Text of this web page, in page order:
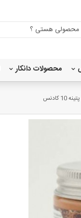
محصولات دانکار
کادنس